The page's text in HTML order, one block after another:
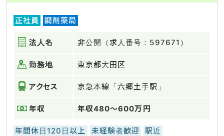
正社員 調剤薬局
法人名 非公開（求人番号：597671）
勤務地 東京都大田区
アクセス 京急本線「六郷土手駅」
年収 年収480～600万円
年間休日120日以上 未経験者歓迎
駅近